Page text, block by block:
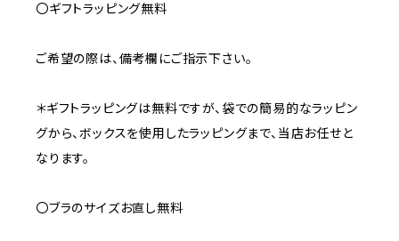
〇ギフトラッピング無料
ご希望の際は、備考欄にご指示下さい。
＊ギフトラッピングは無料ですが、袋での簡易的なラッピン
グから、ボックスを使用したラッピングまで、当店お任せと
なります。
〇ブラのサイズお直し無料